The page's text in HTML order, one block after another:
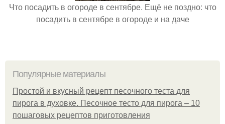
Что посадить в огороде в сентябре. Ещё не поздно: что
посадить в сентябре в огороде и на даче
Популярные материалы
Простой и вкусный рецепт песочного теста для
пирога в духовке. Песочное тесто для пирога – 10
пошаговых рецептов приготовления